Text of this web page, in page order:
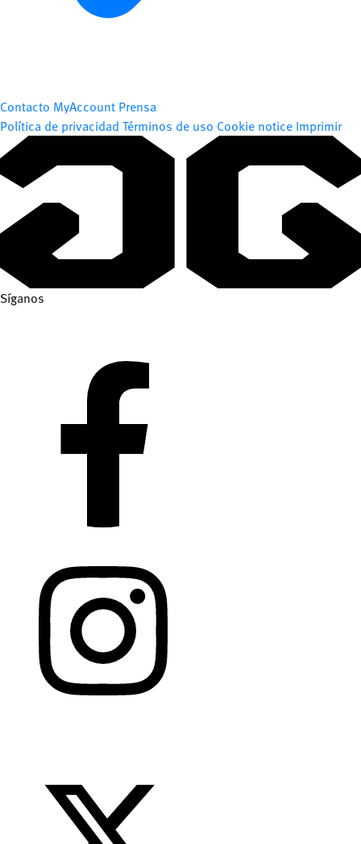
Contacto MyAccount Prensa
Política de privacidad Términos de uso Cookie notice Imprimir
Síganos